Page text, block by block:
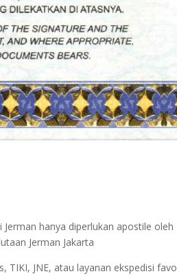
hanya diperlukan apostile
Jerman Jakarta
JNE, atau layanan ekspedisi